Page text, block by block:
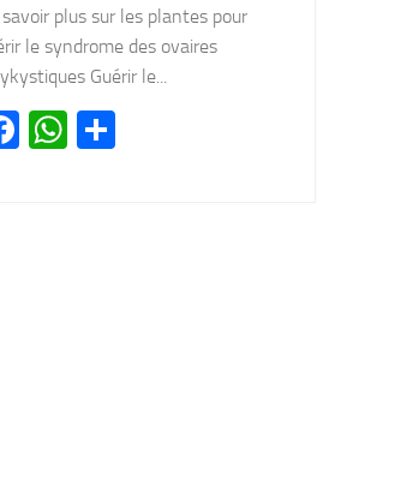
plus sur les plantes pour
le syndrome des ovaires
Guérir le...
Facebook
WhatsApp